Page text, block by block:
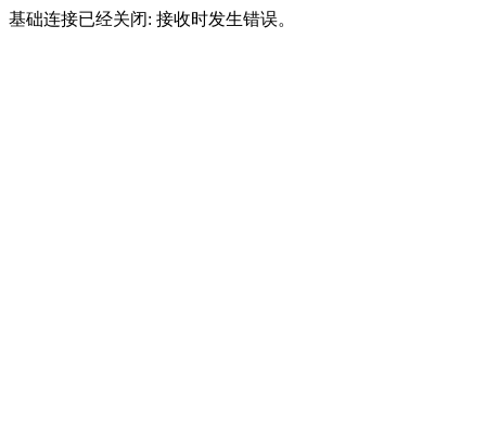
基础连接已经关闭: 接收时发生错误。